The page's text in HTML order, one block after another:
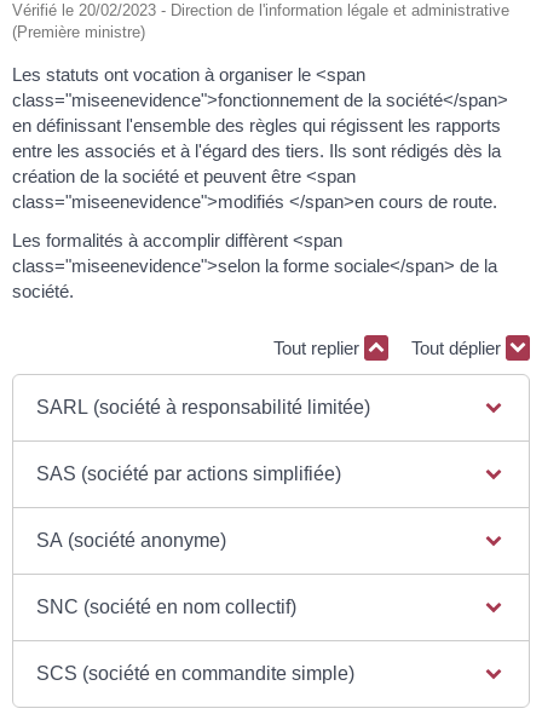
Vérifié le 20/02/2023 - Direction de l'information légale et administrative
(Première ministre)
Les statuts ont vocation à organiser le <span
class="miseenevidence">fonctionnement de la société</span>
en définissant l'ensemble des règles qui régissent les rapports
entre les associés et à l'égard des tiers. Ils sont rédigés dès la
création de la société et peuvent être <span
class="miseenevidence">modifiés </span>en cours de route.
Les formalités à accomplir diffèrent <span
class="miseenevidence">selon la forme sociale</span> de la
société.
Tout replier Tout déplier
SARL (société à responsabilité limitée)
SAS (société par actions simplifiée)
SA (société anonyme)
SNC (société en nom collectif)
SCS (société en commandite simple)